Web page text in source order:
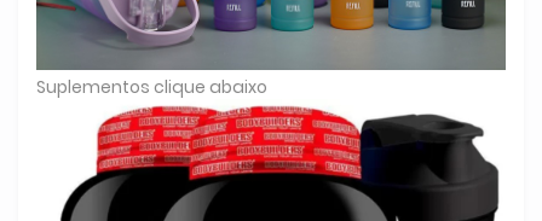
Suplementos clique abaixo